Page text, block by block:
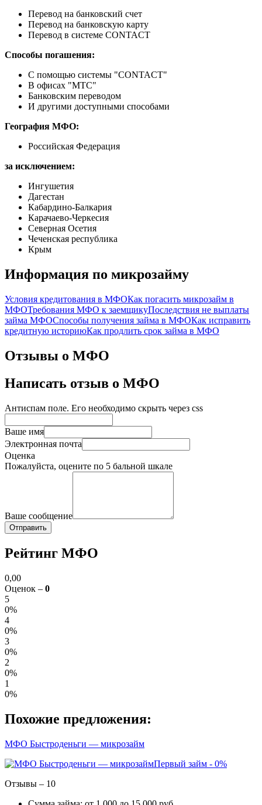
Перевод на банковский счет
Перевод на банковскую карту
Перевод в системе CONTACT
Способы погашения:
С помощью системы "CONTACT"
В офисах "МТС"
Банковским переводом
И другими доступными способами
География МФО:
Российская Федерация
за исключением:
Ингушетия
Дагестан
Кабардино-Балкария
Карачаево-Черкесия
Северная Осетия
Чеченская республика
Крым
Информация по микрозайму
Условия кредитования в МФОКак погасить микрозайм в
МФОТребования МФО к заемщикуПоследствия не выплаты
займа МФОСпособы получения займа в МФОКак исправить
кредитную историюКак продлить срок займа в МФО
Отзывы о МФО
Написать отзыв о МФО
Антиспам поле. Его необходимо скрыть через css
Ваше имя
Электронная почта
Оценка
Пожалуйста, оцените по 5 бальной шкале
Ваше сообщение
Рейтинг МФО
0,00
Оценок – 0
5
0%
4
0%
3
0%
2
0%
1
0%
Похожие предложения:
МФО Быстроденьги — микрозайм
Первый займ - 0%
Отзывы – 10